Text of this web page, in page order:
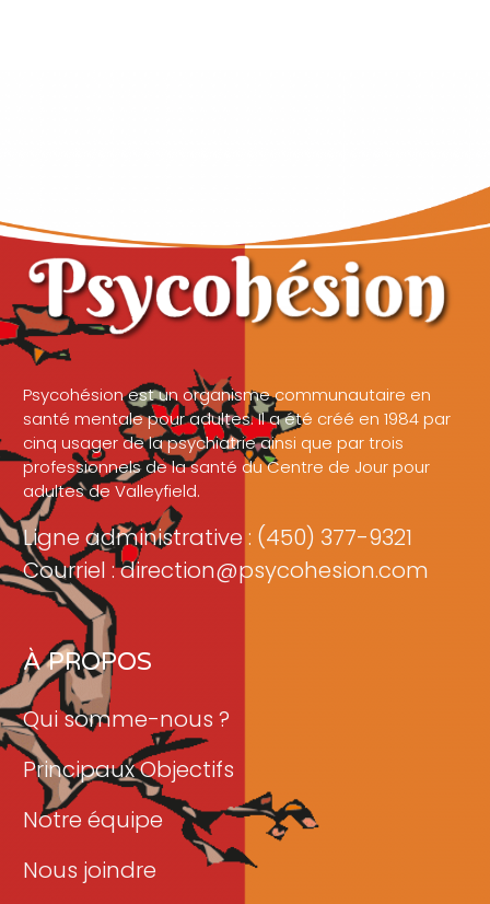
Psycohésion est un organisme communautaire en
santé mentale pour adultes. Il a été créé en 1984 par
cinq usager de la psychiatrie ainsi que par trois
professionnels de la santé du Centre de Jour pour
adultes de Valleyfield.
Ligne administrative : (450) 377-9321
Courriel : direction@psycohesion.com
À PROPOS
Qui somme-nous ?
Principaux Objectifs
Notre équipe
Nous joindre